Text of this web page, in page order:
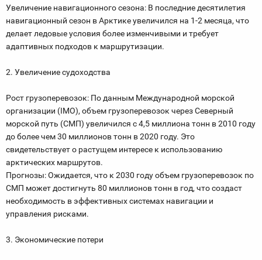
Увеличение навигационного сезона: В последние десятилетия
навигационный сезон в Арктике увеличился на 1-2 месяца, что
делает ледовые условия более изменчивыми и требует
адаптивных подходов к маршрутизации.
2. Увеличение судоходства
Рост грузоперевозок: По данным Международной морской
организации (IMO), объем грузоперевозок через Северный
морской путь (СМП) увеличился с 4,5 миллиона тонн в 2010 году
до более чем 30 миллионов тонн в 2020 году. Это
свидетельствует о растущем интересе к использованию
арктических маршрутов.
Прогнозы: Ожидается, что к 2030 году объем грузоперевозок по
СМП может достигнуть 80 миллионов тонн в год, что создаст
необходимость в эффективных системах навигации и
управления рисками.
3. Экономические потери